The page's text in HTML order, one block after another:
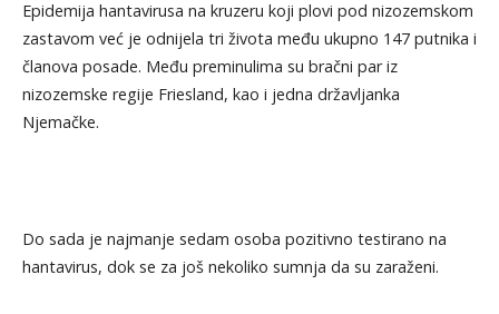
Epidemija hantavirusa na kruzeru koji plovi pod nizozemskom
zastavom već je odnijela tri života među ukupno 147 putnika i
članova posade. Među preminulima su bračni par iz
nizozemske regije Friesland, kao i jedna državljanka
Njemačke.
Do sada je najmanje sedam osoba pozitivno testirano na
hantavirus, dok se za još nekoliko sumnja da su zaraženi.